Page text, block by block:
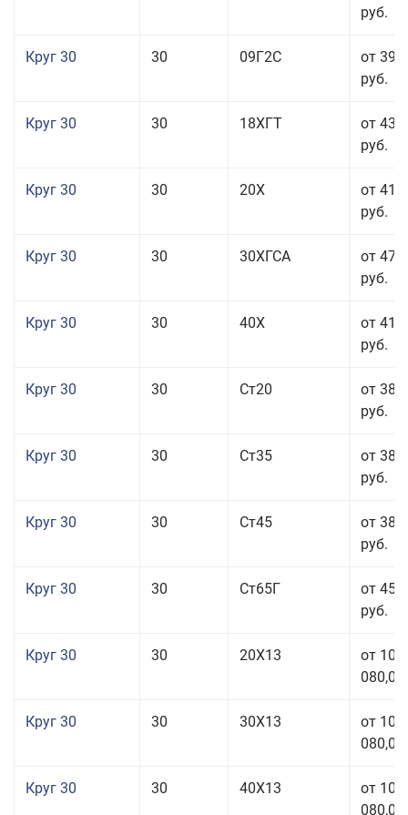
руб.
Круг 30 30 09Г2С
от 39
руб.
Круг 30 30 18ХГТ
от 43
руб.
Круг 30 30 20Х
от 41
руб.
Круг 30 30 30ХГСА
от 47
руб.
Круг 30 30 40Х
от 41
руб.
Круг 30 30 Ст20
от 38
руб.
Круг 30 30 Ст35
от 38
руб.
Круг 30 30 Ст45
от 38
руб.
Круг 30 30 Ст65Г
от 45
руб.
Круг 30 30 20Х13
от 101
080,00
Круг 30 30 30Х13
от 101
080,00
Круг 30 30 40Х13
от 101
080,00